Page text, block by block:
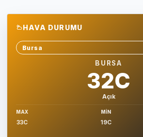
HAVA DURUMU
Sehir sec
BURSA
32C
Açık
MAX
33C
MIN
19C